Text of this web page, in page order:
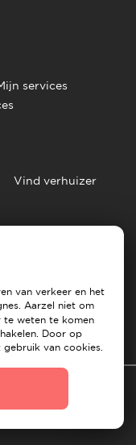
services
Vind verhuizer
van verkeer en het
Aarzel niet om
te weten te komen
Door op
van cookies.